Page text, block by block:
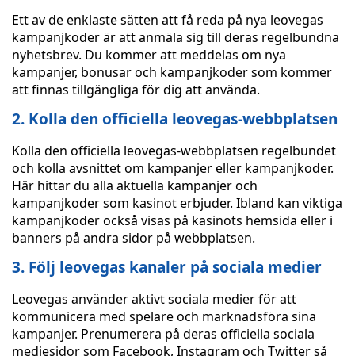
Ett av de enklaste sätten att få reda på nya leovegas
kampanjkoder är att anmäla sig till deras regelbundna
nyhetsbrev. Du kommer att meddelas om nya
kampanjer, bonusar och kampanjkoder som kommer
att finnas tillgängliga för dig att använda.
2. Kolla den officiella leovegas-webbplatsen
Kolla den officiella leovegas-webbplatsen regelbundet
och kolla avsnittet om kampanjer eller kampanjkoder.
Här hittar du alla aktuella kampanjer och
kampanjkoder som kasinot erbjuder. Ibland kan viktiga
kampanjkoder också visas på kasinots hemsida eller i
banners på andra sidor på webbplatsen.
3. Följ leovegas kanaler på sociala medier
Leovegas använder aktivt sociala medier för att
kommunicera med spelare och marknadsföra sina
kampanjer. Prenumerera på deras officiella sociala
mediesidor som Facebook, Instagram och Twitter så